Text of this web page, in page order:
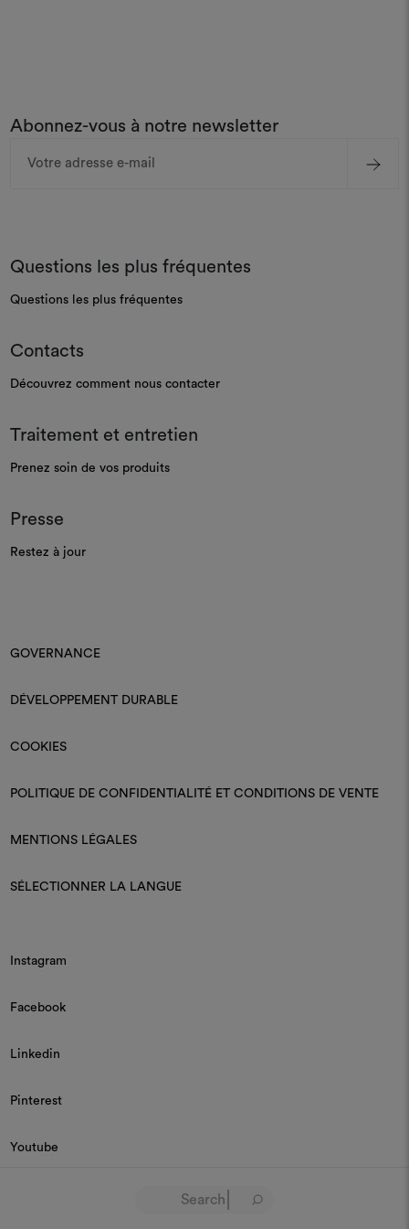
Abonnez-vous à notre newsletter
Questions les plus fréquentes
Questions les plus fréquentes
Contacts
Découvrez comment nous contacter
Traitement et entretien
Prenez soin de vos produits
Presse
Restez à jour
GOVERNANCE
DÉVELOPPEMENT DURABLE
COOKIES
POLITIQUE DE CONFIDENTIALITÉ ET CONDITIONS DE VENTE
MENTIONS LÉGALES
SÉLECTIONNER LA LANGUE
Instagram
Facebook
Linkedin
Pinterest
Youtube
© 2026 Dedar P.IVA 03187590157